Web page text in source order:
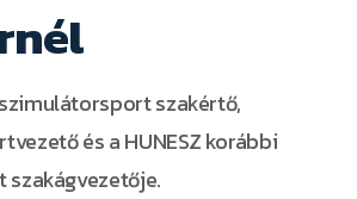
szakértő,
és a HUNESZ korábbi